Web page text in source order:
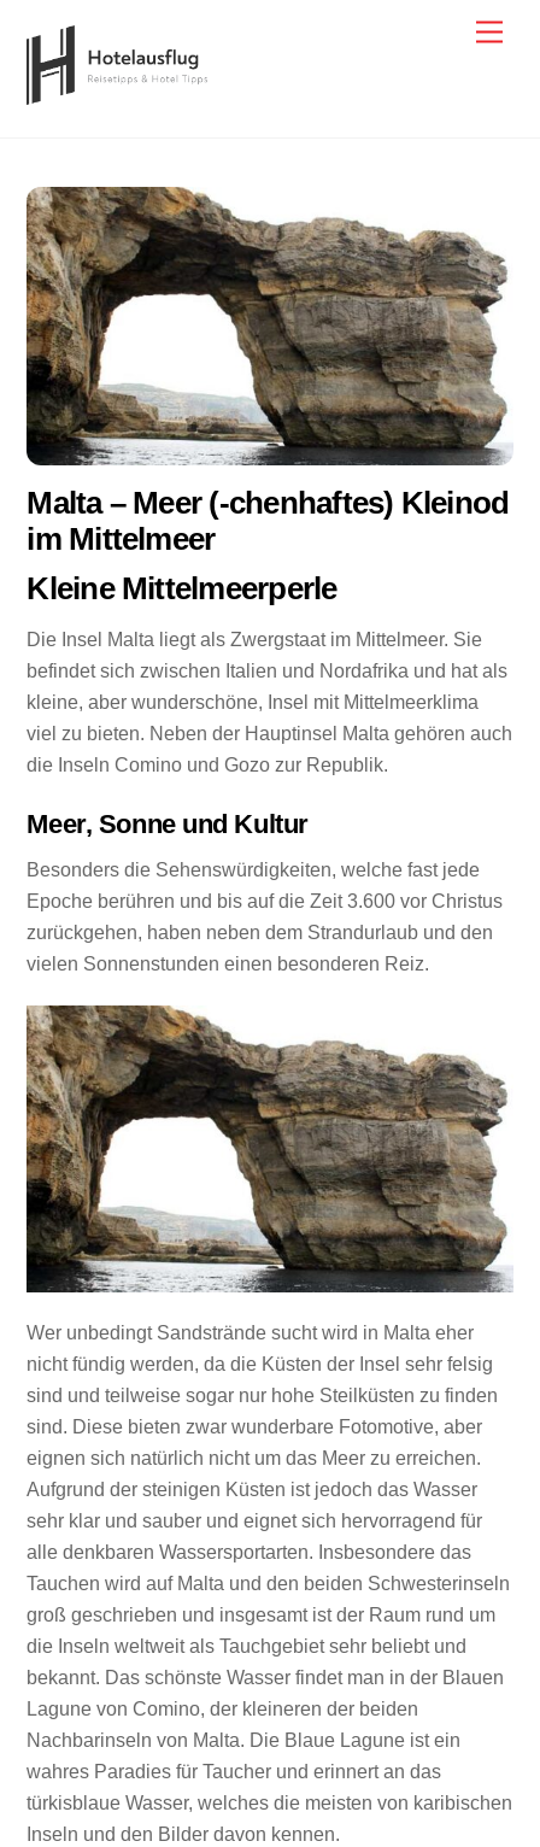
content
Malta – Meer (-chenhaftes) Kleinod
im Mittelmeer
Kleine Mittelmeerperle
Die Insel Malta liegt als Zwergstaat im Mittelmeer. Sie
befindet sich zwischen Italien und Nordafrika und hat als
kleine, aber wunderschöne, Insel mit Mittelmeerklima
viel zu bieten. Neben der Hauptinsel Malta gehören auch
die Inseln Comino und Gozo zur Republik.
Meer, Sonne und Kultur
Besonders die Sehenswürdigkeiten, welche fast jede
Epoche berühren und bis auf die Zeit 3.600 vor Christus
zurückgehen, haben neben dem Strandurlaub und den
vielen Sonnenstunden einen besonderen Reiz.
Wer unbedingt Sandstrände sucht wird in Malta eher
nicht fündig werden, da die Küsten der Insel sehr felsig
sind und teilweise sogar nur hohe Steilküsten zu finden
sind. Diese bieten zwar wunderbare Fotomotive, aber
eignen sich natürlich nicht um das Meer zu erreichen.
Aufgrund der steinigen Küsten ist jedoch das Wasser
sehr klar und sauber und eignet sich hervorragend für
alle denkbaren Wassersportarten. Insbesondere das
Tauchen wird auf Malta und den beiden Schwesterinseln
groß geschrieben und insgesamt ist der Raum rund um
die Inseln weltweit als Tauchgebiet sehr beliebt und
bekannt. Das schönste Wasser findet man in der Blauen
Lagune von Comino, der kleineren der beiden
Nachbarinseln von Malta. Die Blaue Lagune ist ein
wahres Paradies für Taucher und erinnert an das
türkisblaue Wasser, welches die meisten von karibischen
Inseln und den Bilder davon kennen.